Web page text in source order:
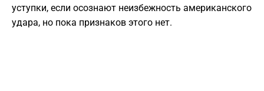
уступки, если осознают неизбежность американского
удара, но пока признаков этого нет.